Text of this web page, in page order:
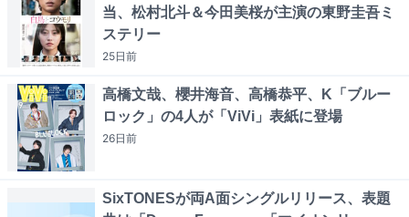
当、松村北斗＆今田美桜が主演の東野圭吾ミ
ステリー
25日前
高橋文哉、櫻井海音、高橋恭平、K「ブルー
ロック」の4人が「ViVi」表紙に登場
26日前
SixTONESが両A面シングルリリース、表題